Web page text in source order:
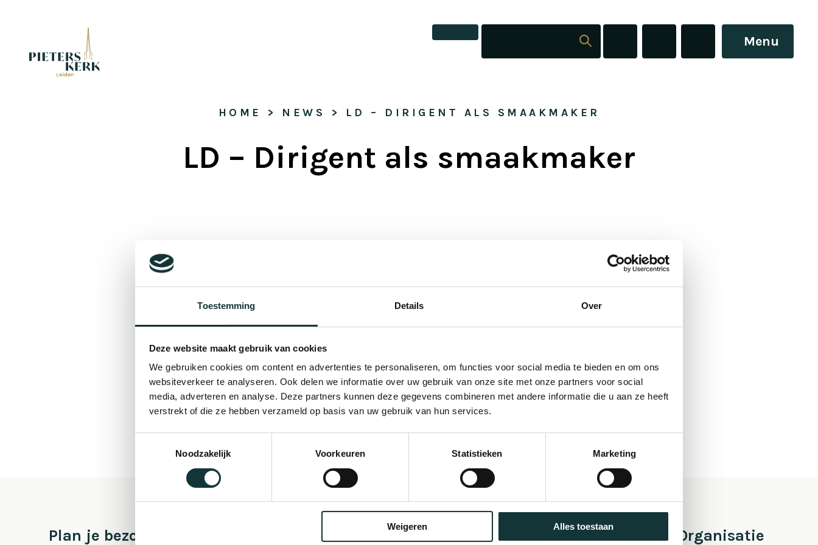
Toestemming Details Over
Deze website maakt gebruik van cookies
We gebruiken cookies om content en advertenties te personaliseren, om functies voor social media te bieden en om ons
websiteverkeer te analyseren. Ook delen we informatie over uw gebruik van onze site met onze partners voor social
media, adverteren en analyse. Deze partners kunnen deze gegevens combineren met andere informatie die u aan ze heeft
verstrekt of die ze hebben verzameld op basis van uw gebruik van hun services.
Noodzakelijk
Voorkeuren Statistieken Marketing
Weigeren Alles toestaan
Menu
HOME > NEWS > LD – DIRIGENT ALS SMAAKMAKER
LD – Dirigent als smaakmaker
Bekijk alle blogberichten
Plan je bezoek Orgel Masterclass Auditie Café Pieter Organisatie